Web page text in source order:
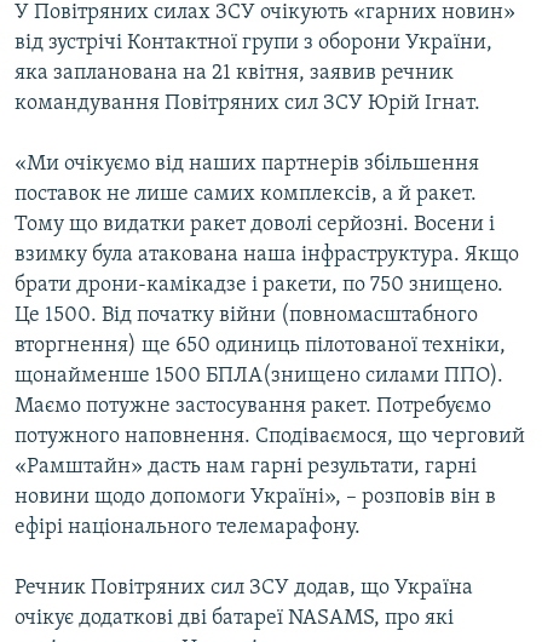
Усі сайти RFE/RL
У Повітряних силах ЗСУ очікують «гарних новин»
від зустрічі Контактної групи з оборони України,
яка запланована на 21 квітня, заявив речник
командування Повітряних сил ЗСУ Юрій Ігнат.
«Ми очікуємо від наших партнерів збільшення
поставок не лише самих комплексів, а й ракет.
Тому що видатки ракет доволі серйозні. Восени і
взимку була атакована наша інфраструктура. Якщо
брати дрони-камікадзе і ракети, по 750 знищено.
Це 1500. Від початку війни (повномасштабного
вторгнення) ще 650 одиниць пілотованої техніки,
щонайменше 1500 БПЛА(знищено силами ППО).
Маємо потужне застосування ракет. Потребуємо
потужного наповнення. Сподіваємося, що черговий
«Рамштайн» дасть нам гарні результати, гарні
новини щодо допомоги Україні», – розповів він в
ефірі національного телемарафону.
Речник Повітряних сил ЗСУ додав, що Україна
очікує додаткові дві батареї NASAMS, про які